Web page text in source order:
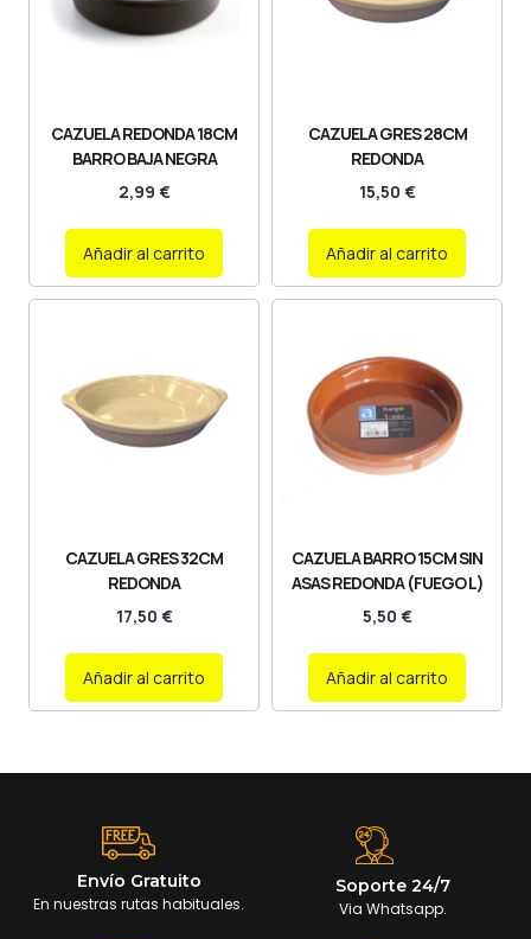
CAZUELA REDONDA 18CM
BARRO BAJA NEGRA
2,99 €
Añadir al carrito
CAZUELA GRES 28CM
REDONDA
15,50 €
Añadir al carrito
CAZUELA GRES 32CM
REDONDA
17,50 €
Añadir al carrito
CAZUELA BARRO 15CM SIN
ASAS REDONDA (FUEGO L)
5,50 €
Añadir al carrito
Envío Gratuito
En nuestras rutas habituales.
Soporte 24/7
Via Whatsapp.